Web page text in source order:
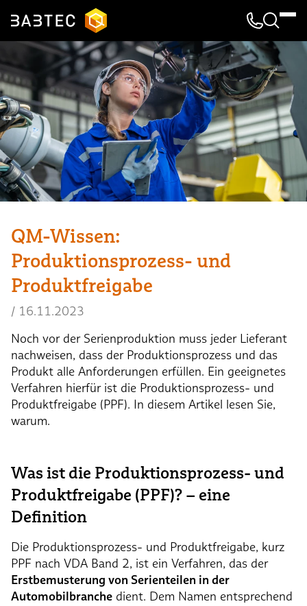
Suche
Kontakt &
QM-Wissen:
Produktionsprozess- und
Produktfreigabe
/ 16.11.2023
Noch vor der Serienproduktion muss jeder Lieferant
nachweisen, dass der Produktionsprozess und das
Produkt alle Anforderungen erfüllen. Ein geeignetes
Verfahren hierfür ist die Produktionsprozess- und
Produktfreigabe (PPF). In diesem Artikel lesen Sie,
warum.
Was ist die Produktionsprozess- und
Produktfreigabe (PPF)? – eine
Definition
Die Produktionsprozess- und Produktfreigabe, kurz
PPF nach VDA Band 2, ist ein Verfahren, das der
Erstbemusterung von Serienteilen in der
Automobilbranche dient. Dem Namen entsprechend